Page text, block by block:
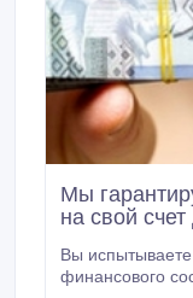
Мы
на свой
Вы
финансового